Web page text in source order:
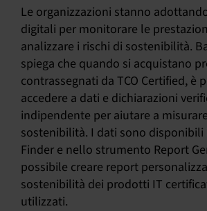
Le organizzazioni stanno
digitali per monitorare le
analizzare i rischi di sostenibilità.
spiega che quando si acquistano
contrassegnati da TCO Certified, è
accedere a dati e dichiarazioni
indipendente per aiutare a
sostenibilità. I dati sono disponibili
Finder e nello strumento Report
possibile creare report
sostenibilità dei prodotti IT
utilizzati.